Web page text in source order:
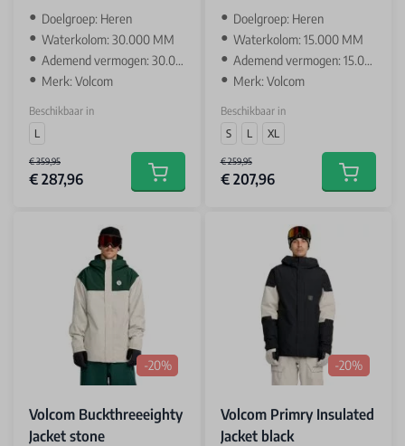
‌Doelgroep: Heren
Waterkolom: 30.000 MM
Ademend vermogen: 30.000 GR
Merk: Volcom
Beschikbaar in
L
€ 359,95
€ 287,96 Add to cart
‌Doelgroep: Heren
Waterkolom: 15.000 MM
Ademend vermogen: 15.000 GR
Merk: Volcom
Beschikbaar in
S
L XL
€ 259,95
€ 207,96 Add to
-20%
Volcom Buckthreeeighty
Jacket stone
-20%
Volcom Primry Insulated
Jacket black